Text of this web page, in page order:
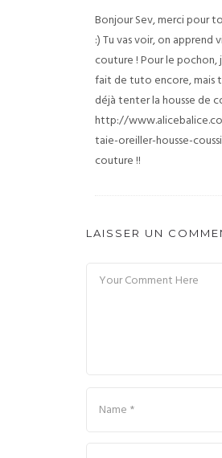
Bonjour Sev, merci pour
:) Tu vas voir, on apprend
couture ! Pour le pochon,
fait de tuto encore, mais
déjà tenter la housse de
http://
taie-oreiller-housse-
couture !!
LAISSER UN